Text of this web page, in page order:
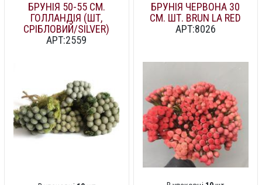
БРУНІЯ 50-55 СМ.
ГОЛЛАНДІЯ (ШТ,
СРІБЛОВИЙ/SILVER)
АРТ:2559
БРУНІЯ ЧЕРВОНА 30
СМ. ШТ. BRUN LA RED
АРТ:8026